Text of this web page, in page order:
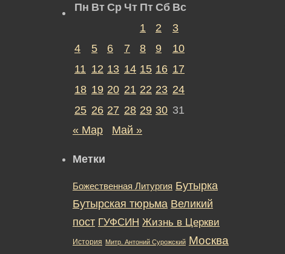
Пн Вт Ср Чт Пт Сб Вс
1
2
3
4
5 6 7 8 9
10
11 12 13 14 15 16 17
18 19 20 21 22 23 24
25 26 27 28 29 30 31
« Мар
Май »
Метки
Божественная Литургия Бутырка
Бутырская тюрьма Великий
пост ГУФСИН Жизнь в Церкви
История Митр. Антоний Сурожский Москва